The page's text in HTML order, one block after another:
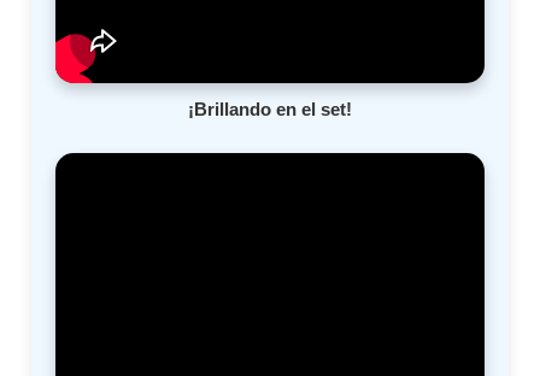
¡Brillando en el set!